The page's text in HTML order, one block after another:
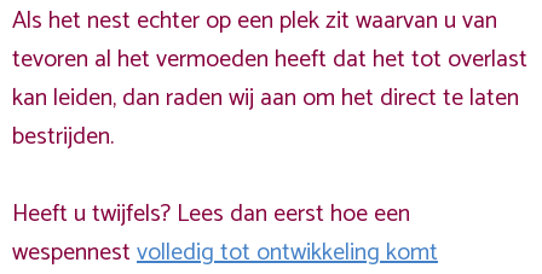
Als het nest echter op een plek zit waarvan u van
tevoren al het vermoeden heeft dat het tot overlast
kan leiden, dan raden wij aan om het direct te laten
bestrijden.
Heeft u twijfels? Lees dan eerst hoe een
wespennestvolledig tot ontwikkeling komt